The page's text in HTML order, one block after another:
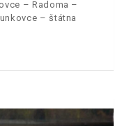
– Radoma –
– štátna